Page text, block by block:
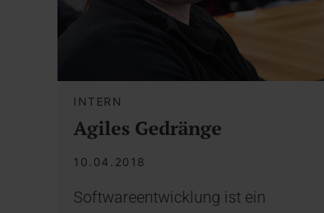
INTERN
Agiles Gedränge
10.04.2018
Softwareentwicklung ist ein